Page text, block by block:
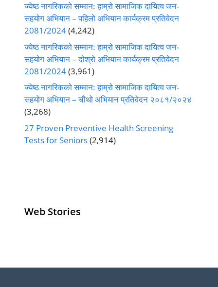
ज्येष्ठ नागरिकको सम्मान: हाम्रो सामाजिक दायित्व जन-
सहयोग अभियान – पहिलो अभियान कार्यक्रम प्रतिवेदन
2081/2024(4,242)
ज्येष्ठ नागरिकको सम्मान: हाम्रो सामाजिक दायित्व जन-
सहयोग अभियान – दोश्रो अभियान कार्यक्रम प्रतिवेदन
2081/2024(3,961)
ज्येष्ठ नागरिकको सम्मान: हाम्रो सामाजिक दायित्व जन-
सहयोग अभियान – चौथो अभियान प्रतिवेदन २०८१/२०२४
(3,268)
27 Proven Preventive Health Screening
Tests for Seniors(2,914)
Web Stories
Senior Living